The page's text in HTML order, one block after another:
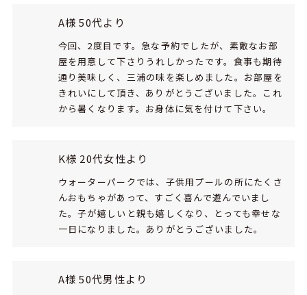
A様 50代より
今回、2度目です。急な予約でしたが、素敵なお部
屋を用意して下さりうれしかったです。食事も期待
通り美味しく、三浦の味を楽しめました。お部屋を
きれいにして頂き、ありがとうございました。これ
から暑くなります。お身体に気を付けて下さい。
K様 20代女性より
ウォーターパークでは、子供用プールの所にたくさ
んおもちゃがあって、すごく喜んで遊んでいまし
た。子が嬉しいと親も嬉しくなり、とっても幸せな
一日になりました。ありがとうございました。
A様 50代男性より